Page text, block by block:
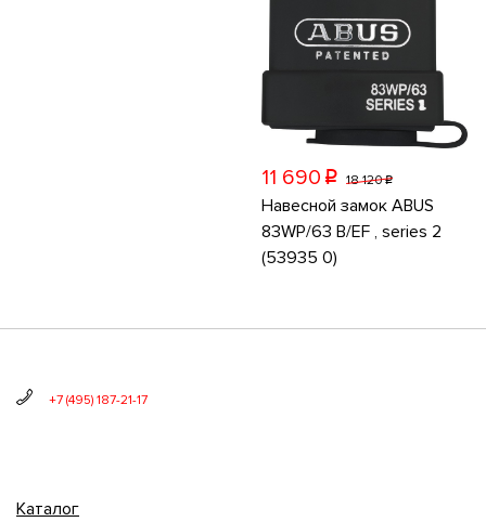
11 690 p 18 120p
Навесной замок ABUS
83WP/63 B/EF , series 2
(53935 0)
+7 (495) 187-21-17
Каталог